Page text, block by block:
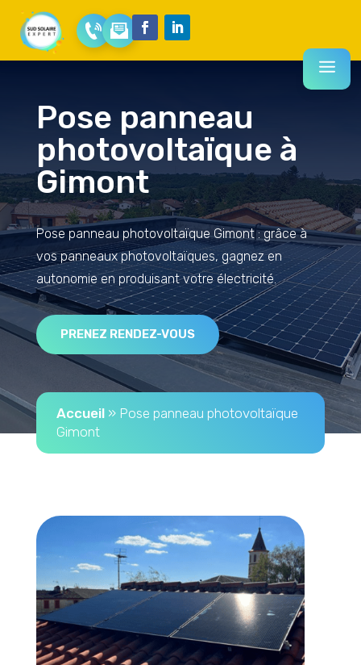
Pose panneau
photovoltaïque à
Gimont
Pose panneau photovoltaïque Gimont : grâce à
vos panneaux photovoltaïques, gagnez en
autonomie en produisant votre électricité.
PRENEZ RENDEZ-VOUS
Accueil» Pose panneau photovoltaïque
Gimont